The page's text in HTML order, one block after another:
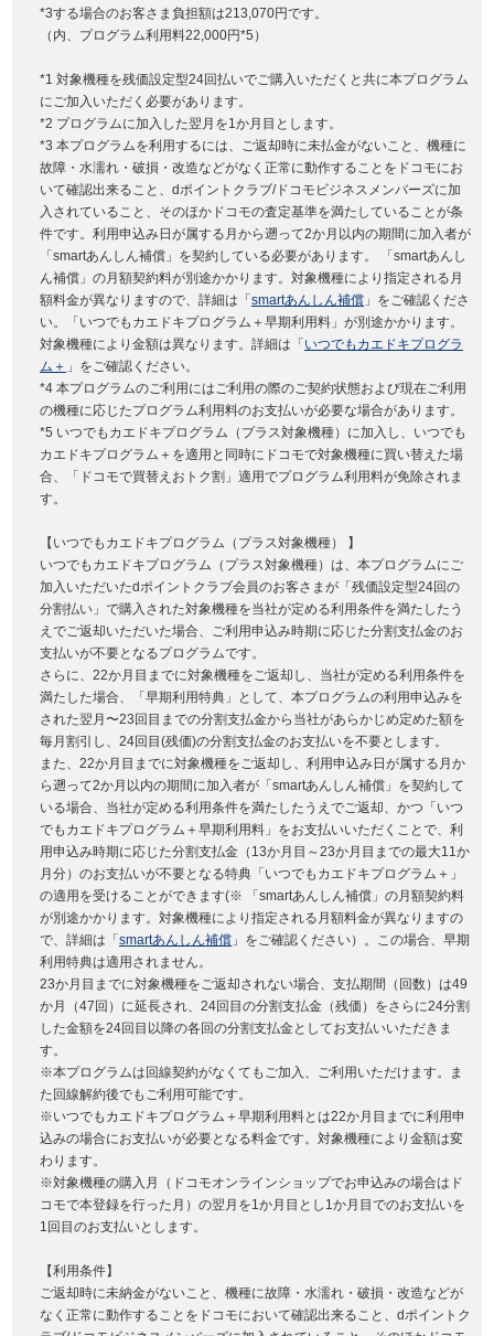
*3する場合のお客さま負担額は213,070円です。
（内、プログラム利用料22,000円*5）
*1 対象機種を残価設定型24回払いでご購入いただくと共に本プログラム
にご加入いただく必要があります。
*2 プログラムに加入した翌月を1か月目とします。
*3 本プログラムを利用するには、ご返却時に未払金がないこと、機種に
故障・水濡れ・破損・改造などがなく正常に動作することをドコモにお
いて確認出来ること、dポイントクラブ/ドコモビジネスメンバーズに加
入されていること、そのほかドコモの査定基準を満たしていることが条
件です。利用申込み日が属する月から遡って2か月以内の期間に加入者が
「smartあんしん補償」を契約している必要があります。 「smartあんし
ん補償」の月額契約料が別途かかります。対象機種により指定される月
額料金が異なりますので、詳細は「smartあんしん補償 」をご確認くださ
い。「いつでもカエドキプログラム＋早期利用料」が別途かかります。
対象機種により金額は異なります。詳細は「いつでもカエドキプログラ
ム＋ 」をご確認ください。
*4 本プログラムのご利用にはご利用の際のご契約状態および現在ご利用
の機種に応じたプログラム利用料のお支払いが必要な場合があります。
*5 いつでもカエドキプログラム（プラス対象機種）に加入し、いつでも
カエドキプログラム＋を適用と同時にドコモで対象機種に買い替えた場
合、「ドコモで買替えおトク割」適用でプログラム利用料が免除されま
す。
【いつでもカエドキプログラム（プラス対象機種） 】
いつでもカエドキプログラム（プラス対象機種）は、本プログラムにご
加入いただいたdポイントクラブ会員のお客さまが「残価設定型24回の
分割払い」で購入された対象機種を当社が定める利用条件を満たしたう
えでご返却いただいた場合、ご利用申込み時期に応じた分割支払金のお
支払いが不要となるプログラムです。
さらに、22か月目までに対象機種をご返却し、当社が定める利用条件を
満たした場合、「早期利用特典」として、本プログラムの利用申込みを
された翌月〜23回目までの分割支払金から当社があらかじめ定めた額を
毎月割引し、24回目(残価)の分割支払金のお支払いを不要とします。
また、22か月目までに対象機種をご返却し、利用申込み日が属する月か
ら遡って2か月以内の期間に加入者が「smartあんしん補償」を契約して
いる場合、当社が定める利用条件を満たしたうえでご返却、かつ「いつ
でもカエドキプログラム＋早期利用料」をお支払いいただくことで、利
用申込み時期に応じた分割支払金（13か月目～23か月目までの最大11か
月分）のお支払いが不要となる特典「いつでもカエドキプログラム＋」
の適用を受けることができます(※ 「smartあんしん補償」の月額契約料
が別途かかります。対象機種により指定される月額料金が異なりますの
で、詳細は「smartあんしん補償 」をご確認ください）。この場合、早期
利用特典は適用されません。
23か月目までに対象機種をご返却されない場合、支払期間（回数）は49
か月（47回）に延長され、24回目の分割支払金（残価）をさらに24分割
した金額を24回目以降の各回の分割支払金としてお支払いいただきま
す。
※本プログラムは回線契約がなくてもご加入、ご利用いただけます。ま
た回線解約後でもご利用可能です。
※いつでもカエドキプログラム＋早期利用料とは22か月目までに利用申
込みの場合にお支払いが必要となる料金です。対象機種により金額は変
わります。
※対象機種の購入月（ドコモオンラインショップでお申込みの場合はド
コモで本登録を行った月）の翌月を1か月目とし1か月目でのお支払いを
1回目のお支払いとします。
【利用条件】
ご返却時に未納金がないこと、機種に故障・水濡れ・破損・改造などが
なく正常に動作することをドコモにおいて確認出来ること、dポイントク